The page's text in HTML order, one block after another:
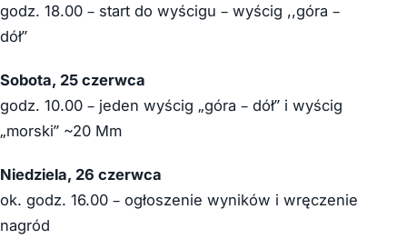
godz. 18.00 – start do wyścigu – wyścig ,,góra –
dół”
Sobota, 25 czerwca
godz. 10.00 – jeden wyścig „góra – dół” i wyścig
„morski” ~20 Mm
Niedziela, 26 czerwca
ok. godz. 16.00 – ogłoszenie wyników i wręczenie
nagród